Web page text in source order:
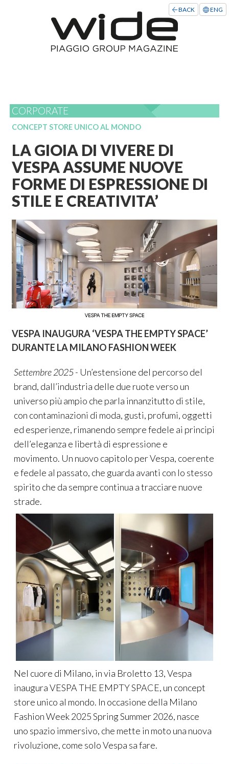
ENG
BACK
CORPORATE
CONCEPT STORE UNICO AL MONDO
LA GIOIA DI VIVERE DI
VESPA ASSUME NUOVE
FORME DI ESPRESSIONE DI
STILE E CREATIVITA’
VESPA INAUGURA ‘VESPA THE EMPTY SPACE’
DURANTE LA MILANO FASHION WEEK
Settembre 2025 - Un’estensione del percorso del
brand, dall’industria delle due ruote verso un
universo più ampio che parla innanzitutto di stile,
con contaminazioni di moda, gusti, profumi, oggetti
ed esperienze, rimanendo sempre fedele ai principi
dell’eleganza e libertà di espressione e
movimento. Un nuovo capitolo per Vespa, coerente
e fedele al passato, che guarda avanti con lo stesso
spirito che da sempre continua a tracciare nuove
strade.
Nel cuore di Milano, in via Broletto 13, Vespa
inaugura VESPA THE EMPTY SPACE, un concept
store unico al mondo. In occasione della Milano
Fashion Week 2025 Spring Summer 2026, nasce
uno spazio immersivo, che mette in moto una nuova
rivoluzione, come solo Vespa sa fare.